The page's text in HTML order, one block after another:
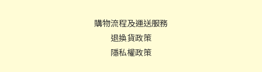
購物流程及運送服務
退換貨政策
隱私權政策